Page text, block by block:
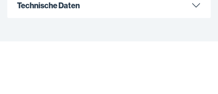
Technische Daten